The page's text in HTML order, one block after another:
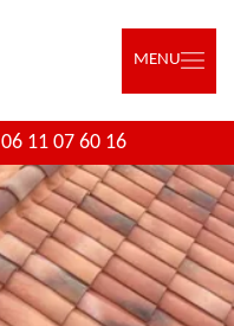
MENU
06 11 07 60 16